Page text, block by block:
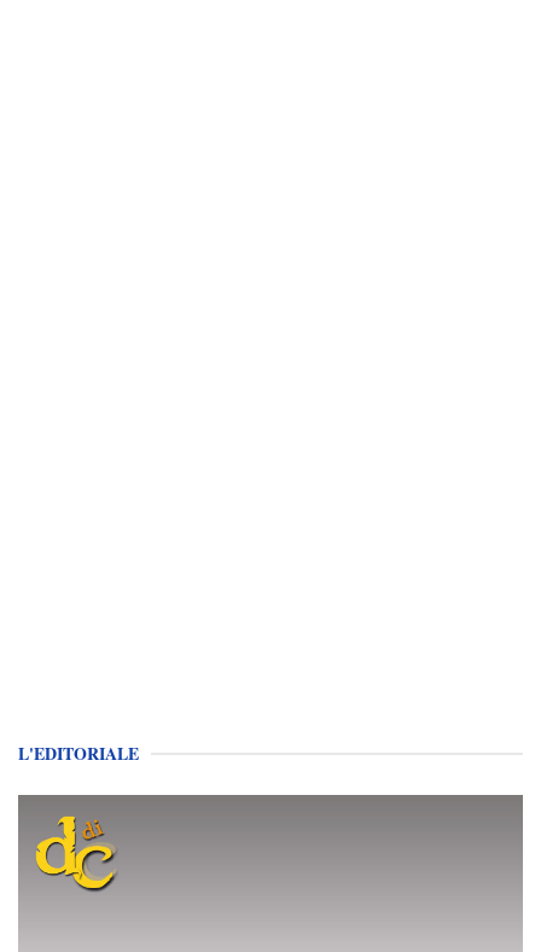
L'EDITORIALE